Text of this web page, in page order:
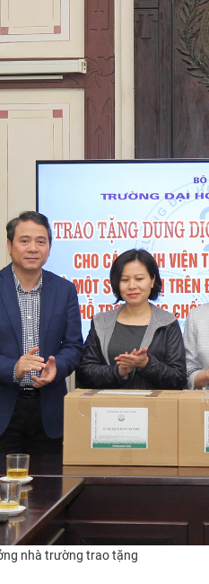
nhà trường trao tặng